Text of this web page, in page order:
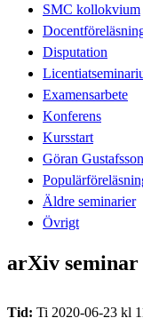
SMC kollokvium
Disputation
Examensarbete
Konferens
Kursstart
Göran
Äldre seminarier
Övrigt
arXiv seminar
Tid: Ti 2020-06-23 kl